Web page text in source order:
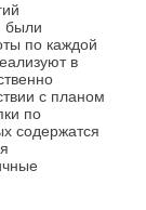
были
по каждой
в
с планом
по
содержатся